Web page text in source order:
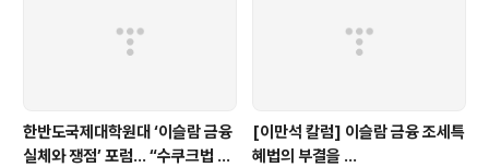
한반도국제대학원대 ‘이슬람 금융
실체와 쟁점’ 포럼… “수쿠크법 허
[이만석 칼럼] 이슬람 금융 조세특
혜법의 부결을 ...